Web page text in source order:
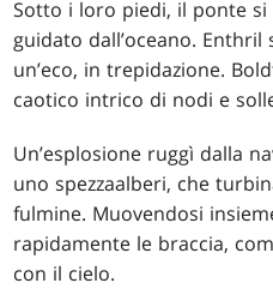
Sotto i loro piedi, il ponte si
guidato dall’oceano.
un’eco, in trepidazione.
caotico intrico di nodi e
Un’esplosione ruggì dalla
uno spezzaalberi, che
fulmine. Muovendosi
rapidamente le braccia,
con il cielo.